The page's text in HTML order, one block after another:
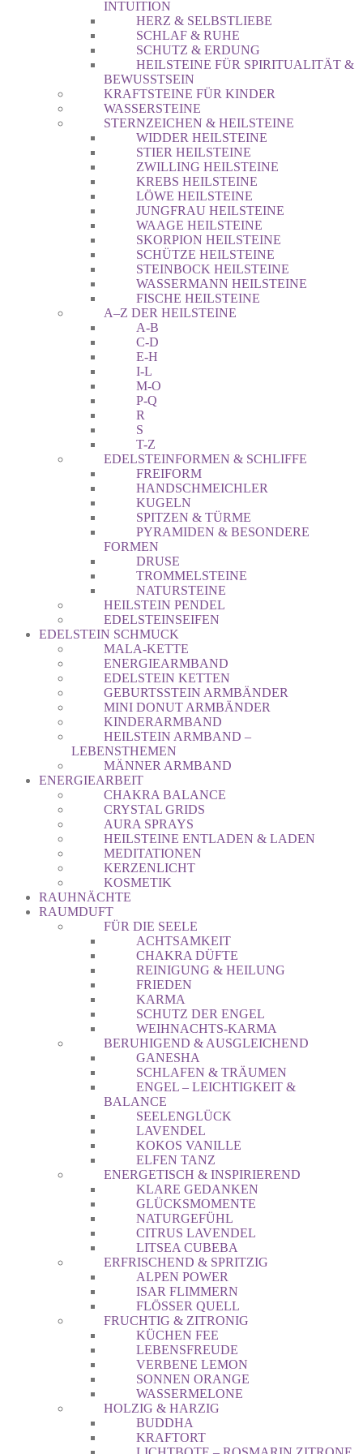
INTUITION
HERZ & SELBSTLIEBE
SCHLAF & RUHE
SCHUTZ & ERDUNG
HEILSTEINE FÜR SPIRITUALITÄT &
BEWUSSTSEIN
KRAFTSTEINE FÜR KINDER
WASSERSTEINE
STERNZEICHEN & HEILSTEINE
WIDDER HEILSTEINE
STIER HEILSTEINE
ZWILLING HEILSTEINE
KREBS HEILSTEINE
LÖWE HEILSTEINE
JUNGFRAU HEILSTEINE
WAAGE HEILSTEINE
SKORPION HEILSTEINE
SCHÜTZE HEILSTEINE
STEINBOCK HEILSTEINE
WASSERMANN HEILSTEINE
FISCHE HEILSTEINE
A–Z DER HEILSTEINE
A-B
C-D
E-H
I-L
M-O
P-Q
R
S
T-Z
EDELSTEINFORMEN & SCHLIFFE
FREIFORM
HANDSCHMEICHLER
KUGELN
SPITZEN & TÜRME
PYRAMIDEN & BESONDERE
FORMEN
DRUSE
TROMMELSTEINE
NATURSTEINE
HEILSTEIN PENDEL
EDELSTEINSEIFEN
EDELSTEIN SCHMUCK
MALA-KETTE
ENERGIEARMBAND
EDELSTEIN KETTEN
GEBURTSSTEIN ARMBÄNDER
MINI DONUT ARMBÄNDER
KINDERARMBAND
HEILSTEIN ARMBAND –
LEBENSTHEMEN
MÄNNER ARMBAND
ENERGIEARBEIT
CHAKRA BALANCE
CRYSTAL GRIDS
AURA SPRAYS
HEILSTEINE ENTLADEN & LADEN
MEDITATIONEN
KERZENLICHT
KOSMETIK
RAUHNÄCHTE
RAUMDUFT
FÜR DIE SEELE
ACHTSAMKEIT
CHAKRA DÜFTE
REINIGUNG & HEILUNG
FRIEDEN
KARMA
SCHUTZ DER ENGEL
WEIHNACHTS-KARMA
BERUHIGEND & AUSGLEICHEND
GANESHA
SCHLAFEN & TRÄUMEN
ENGEL – LEICHTIGKEIT &
BALANCE
SEELENGLÜCK
LAVENDEL
KOKOS VANILLE
ELFEN TANZ
ENERGETISCH & INSPIRIEREND
KLARE GEDANKEN
GLÜCKSMOMENTE
NATURGEFÜHL
CITRUS LAVENDEL
LITSEA CUBEBA
ERFRISCHEND & SPRITZIG
ALPEN POWER
ISAR FLIMMERN
FLÖSSER QUELL
FRUCHTIG & ZITRONIG
KÜCHEN FEE
LEBENSFREUDE
VERBENE LEMON
SONNEN ORANGE
WASSERMELONE
HOLZIG & HARZIG
BUDDHA
KRAFTORT